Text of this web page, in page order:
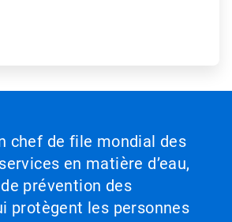
chef de file mondial des
en matière d’eau,
prévention des
protègent les personnes